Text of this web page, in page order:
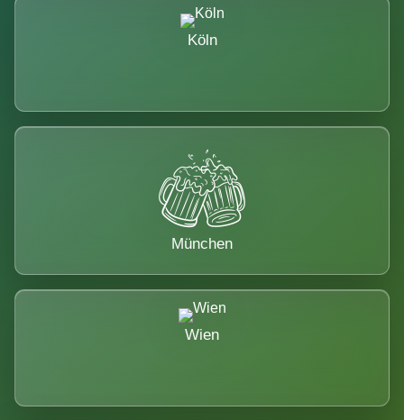
Köln
München
Wien